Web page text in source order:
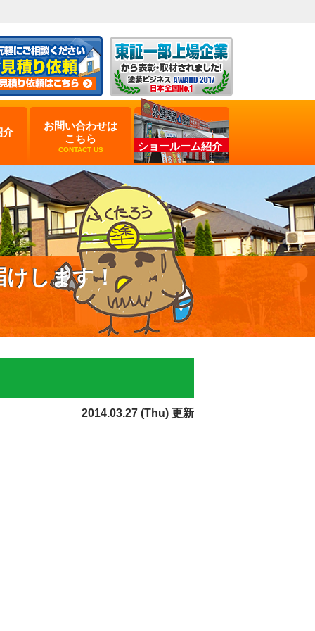
介
お問い合わせは
こちら
CONTACT US ショールーム紹介
けします！
2014.03.27 (Thu) 更新